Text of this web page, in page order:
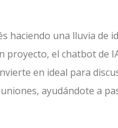
haciendo una lluvia de
el chatbot de
en ideal para
ayudándote a